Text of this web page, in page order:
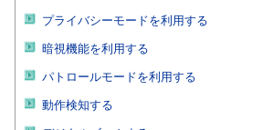
プライバシーモードを利用する
暗視機能を利用する
パトロールモードを利用する
動作検知する